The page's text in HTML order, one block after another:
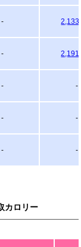
-
-
- -
- -
- -
カロリー